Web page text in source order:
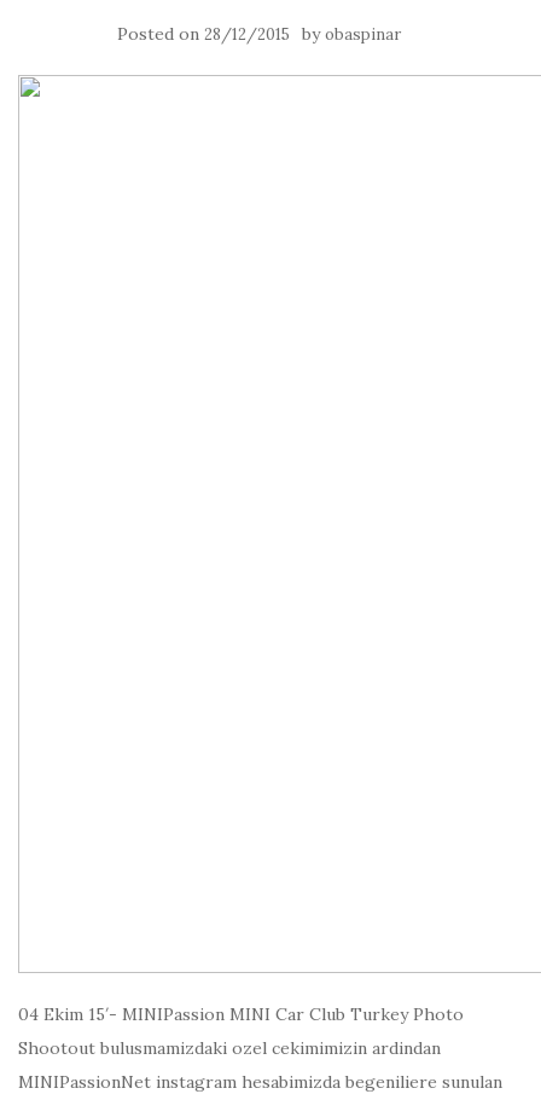
Posted on 28/12/2015 byobaspinar
04 Ekim 15′- MINIPassion MINI Car Club Turkey Photo
Shootout bulusmamizdaki ozel cekimimizin ardindan
MINIPassionNet instagram hesabimizda begeniliere sunulan